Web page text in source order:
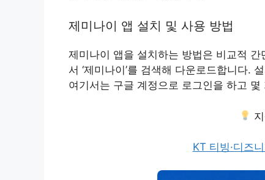
제미나이 앱 설치 및 사용 방법
제미나이 앱을 설치하는 방법은 비교적
서 ‘제미나이’를 검색해 다운로드합니다.
여기서는 구글 계정으로 로그인을 하고
KT 티빙·디즈